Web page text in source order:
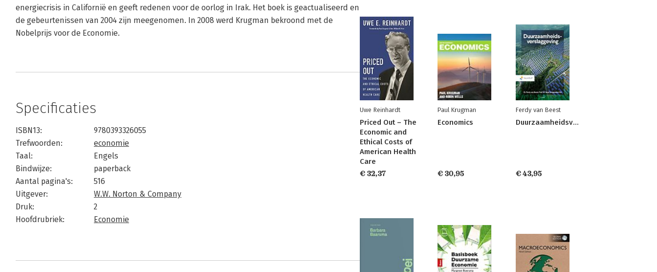
energiecrisis in Californië en geeft redenen voor de oorlog in Irak. Het boek is geactualiseerd en
de gebeurtenissen van 2004 zijn meegenomen. In 2008 werd Krugman bekroond met de
Nobelprijs voor de Economie.
Specificaties
ISBN13:
9780393326055
Trefwoorden:
economie
Taal:
Engels
Bindwijze:
paperback
Aantal pagina's:
516
Uitgever:
W.W. Norton & Company
Druk:
2
Hoofdrubriek:
Economie
Uwe Reinhardt
Priced Out – The
Economic and
Ethical Costs of
American Health
Care
€ 32,37
Paul Krugman
Economics
€ 30,95
Ferdy van Beest
Duurzaamheidsverslaggeving
€ 43,95